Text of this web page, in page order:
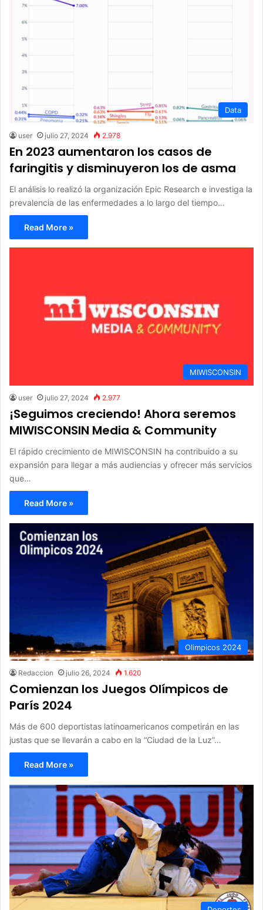
Data
user julio 27, 2024 2.978
En 2023 aumentaron los casos de
faringitis y disminuyeron los de asma
El análisis lo realizó la organización Epic Research e investiga la
prevalencia de las enfermedades a lo largo del tiempo…
Read More »
MIWISCONSIN
user julio 27, 2024 2.977
¡Seguimos creciendo! Ahora seremos
MIWISCONSIN Media & Community
El rápido crecimiento de MIWISCONSIN ha contribuido a su
expansión para llegar a más audiencias y ofrecer más servicios
que…
Read More »
Olimpicos 2024
Redaccion julio 26, 2024 1.620
Comienzan los Juegos Olímpicos de
París 2024
Más de 600 deportistas latinoamericanos competirán en las
justas que se llevarán a cabo en la “Ciudad de la Luz”…
Read More »